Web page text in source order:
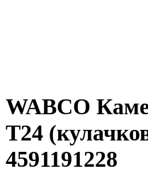
WABCO
Т24
4591191228